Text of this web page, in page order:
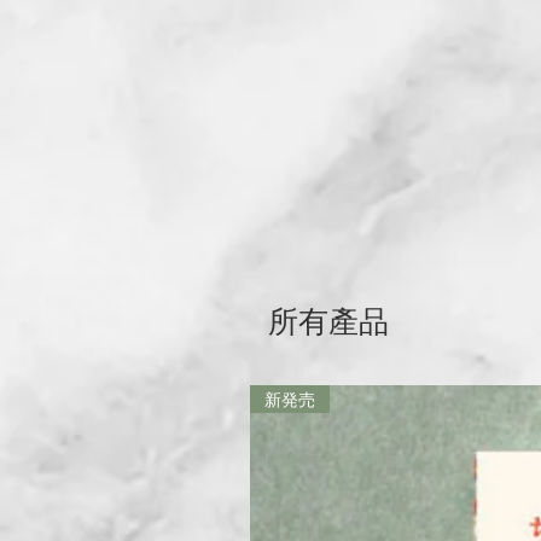
所有產品
新発売